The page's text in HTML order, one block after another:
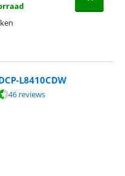
L8410CDW
op 46 reviews.
46 reviews